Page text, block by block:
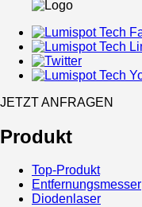
JETZT ANFRAGEN
Produkt
Top-Produkt
Entfernungsmesser
Diodenlaser